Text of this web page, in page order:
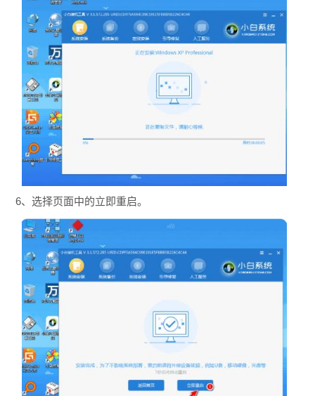
6、选择页面中的立即重启。